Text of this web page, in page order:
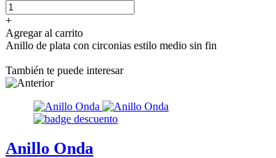
+
Agregar al carrito
Anillo de plata con circonias estilo medio sin fin
También te puede interesar
Anillo Onda